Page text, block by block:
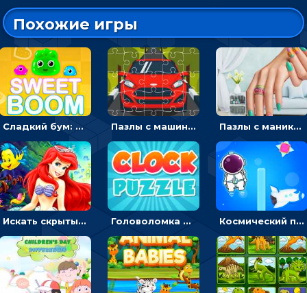
Похожие игры
Сладкий бум: тапнуть, чтобы взорвать желейки - головоломка Пазлы с машинами Форд: собирать картинки и открывать новые Пазлы с маникюром: собери идеальный рисунок для ногтей
Искать скрытый алфавит на картинках с мультяшными героями - головоломка для детей Головоломка с часами для детей: читать время по циферблату Космический побег: двигать космонавта, чтобы попасть к кораблю